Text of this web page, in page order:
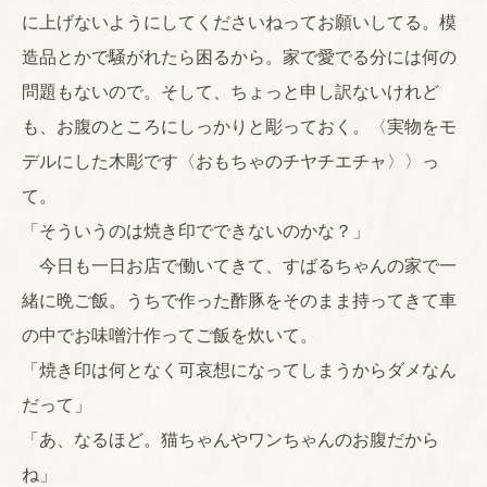
に上げないようにしてくださいねってお願いしてる。模
造品とかで騒がれたら困るから。家で愛でる分には何の
問題もないので。そして、ちょっと申し訳ないけれど
も、お腹のところにしっかりと彫っておく。〈実物をモ
デルにした木彫です〈おもちゃのチヤチエチャ〉〉っ
て。
「そういうのは焼き印でできないのかな？」
今日も一日お店で働いてきて、すばるちゃんの家で一
緒に晩ご飯。うちで作った酢豚をそのまま持ってきて車
の中でお味噌汁作ってご飯を炊いて。
「焼き印は何となく可哀想になってしまうからダメなん
だって」
「あ、なるほど。猫ちゃんやワンちゃんのお腹だから
ね」